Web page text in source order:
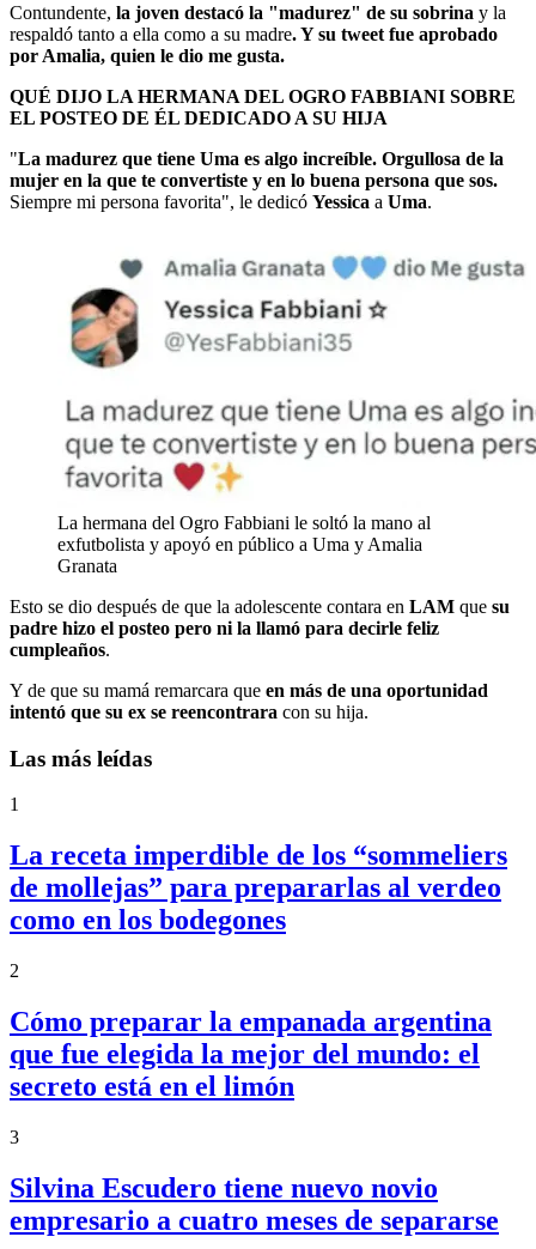
Contundente, la joven destacó la "madurez" de su sobrina y la
respaldó tanto a ella como a su madre. Y su tweet fue aprobado
por Amalia, quien le dio me gusta.
QUÉ DIJO LA HERMANA DEL OGRO FABBIANI SOBRE
EL POSTEO DE ÉL DEDICADO A SU HIJA
"La madurez que tiene Uma es algo increíble. Orgullosa de la
mujer en la que te convertiste y en lo buena persona que sos.
Siempre mi persona favorita", le dedicó Yessica a Uma.
La hermana del Ogro Fabbiani le soltó la mano al
exfutbolista y apoyó en público a Uma y Amalia
Granata
Esto se dio después de que la adolescente contara en LAM que su
padre hizo el posteo pero ni la llamó para decirle feliz
cumpleaños.
Y de que su mamá remarcara que en más de una oportunidad
intentó que su ex se reencontrara con su hija.
Las más leídas
1
La receta imperdible de los “sommeliers
de mollejas” para prepararlas al verdeo
como en los bodegones
2
Cómo preparar la empanada argentina
que fue elegida la mejor del mundo: el
secreto está en el limón
3
Silvina Escudero tiene nuevo novio
empresario a cuatro meses de separarse